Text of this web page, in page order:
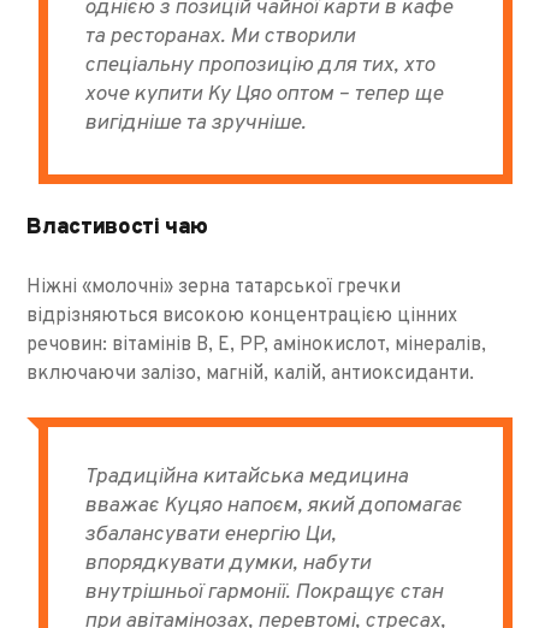
однією з позицій чайної карти в кафе
та ресторанах. Ми створили
спеціальну пропозицію для тих, хто
хоче купити Ку Цяо оптом – тепер ще
вигідніше та зручніше.
Властивості чаю
Ніжні «молочні» зерна татарської гречки
відрізняються високою концентрацією цінних
речовин: вітамінів В, Е, РР, амінокислот, мінералів,
включаючи залізо, магній, калій, антиоксиданти.
Традиційна китайська медицина
вважає Куцяо напоєм, який допомагає
збалансувати енергію Ци,
впорядкувати думки, набути
внутрішньої гармонії. Покращує стан
при авітамінозах, перевтомі, стресах,